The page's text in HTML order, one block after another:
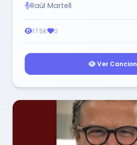
Raúl Martell
17.5K 0
Ver Cancion